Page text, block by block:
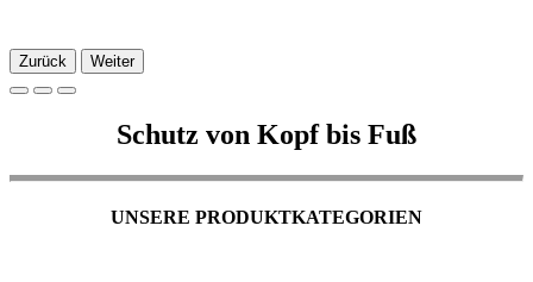
Zurück Weiter
Schutz von Kopf bis Fuß
UNSERE PRODUKTKATEGORIEN